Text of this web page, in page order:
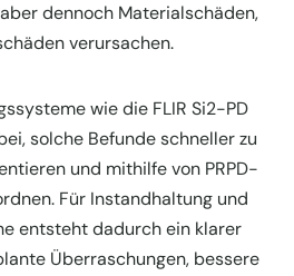
dennoch Materialschäden,
verursachen.
wie die FLIR Si2-PD
solche Befunde schneller zu
und mithilfe von PRPD-
Für Instandhaltung und
entsteht dadurch ein klarer
Überraschungen, bessere